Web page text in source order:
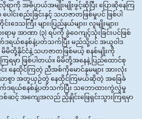
ကို အဓိပ္ပာယ်အမျိုးမျိုးဖွင့်ဆိုပြီး ပြောဆိုနေကြ
င်းစည်းခြင်းနှင့် သဟဇာတဖြစ်မှုပင် ဖြစ်ပါ
သကြီး များ၊ပြည်နယ်များ၊ လူမျိုးများ၊
ရာမှ အာဏာ (၃) ရပ်ကို ခွဲဝေကျင့်သုံးခြင်းပင်ဖြစ်
ဒရယ်စနစ်နဲ့ပတ်သက်ပြီး မည်သို့ပင် အယူဝါဒ
ေ မိမိတို့နိုင်ငံနဲ့ သဟဇာတဖြစ်မယ့် စနစ်မျိုးကို
ြရမှာ ဖြစ်ပါတယ်။ မိမိတို့အနေနဲ့ ပြည်ထောင်စု
း နေထိုင်ကြတဲ့ ညီအစ်ကိုမောင်နှမများ အားလုံး
ာစွာ အတူယှဉ်တွဲ နေထိုင်ကြမယ်ဆိုတဲ့ အခြေခံ
ဒရယ်စနစ်နဲ့ပတ်သက်ပြီး သဘောထားကွဲလွဲမှု
စ်ဆင့် အကျေအလည် ညှိနှိုင်းဖြေရှင်းသွားကြရမှာ